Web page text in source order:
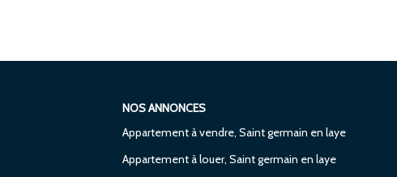
NOS ANNONCES
Appartement à vendre, Saint germain en laye
Appartement à louer, Saint germain en laye